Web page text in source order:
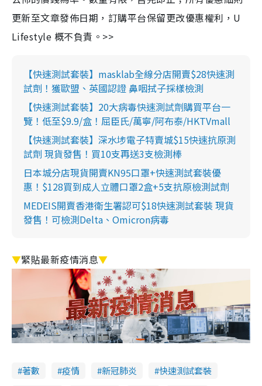
更新至文章發佈日期，訂購平台保留更改優惠權利，U
Lifestyle 概不負責。>>
【快速測試套裝】masklab全線分店開賣$28快速測
試劑！獲歐盟、英國認證 鼻咽拭子採樣檢測
【快速測試套裝】20大病毒快速測試劑購買平台一
覽！低至$9.9/盒！屈臣氏/萬寧/阿布泰/HKTVmall
【快速測試套裝】深水埗電子特賣城$15快速抗原測
試劑 現貨發售！買10支再送3支檢測棒
日本城分店現貨開賣KN95口罩+快速測試套裝優
惠！$128買到成人立體口罩2盒+5支抗原檢測試劑
MEDEIS開賣香港衛生署認可$18快速測試套裝 現貨
發售！可檢測Delta、Omicron病毒
▼緊貼最新疫情消息▼
著數 疫情 新冠肺炎
快速測試套裝